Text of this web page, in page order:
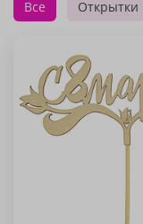
Все Открытки